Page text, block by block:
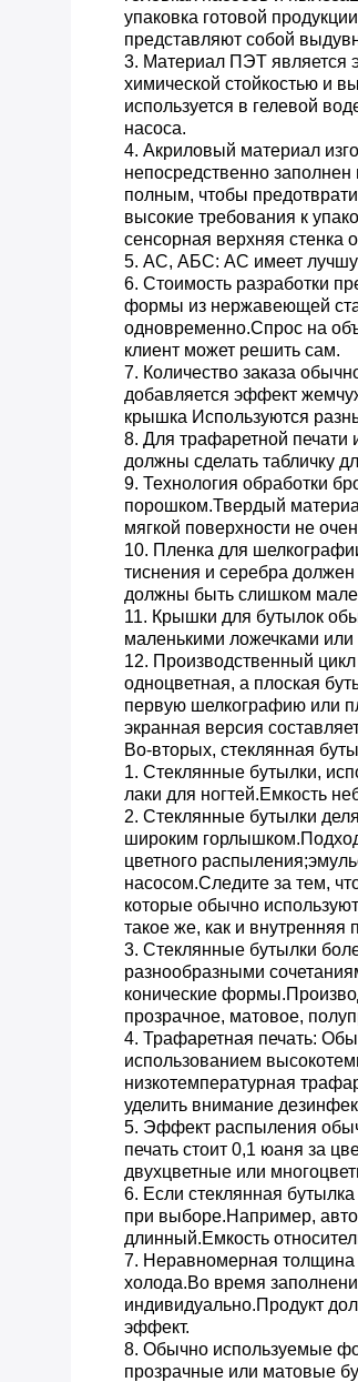
упаковка готовой
представляют собой
3. Материал ПЭТ является
химической стойкостью и
используется в гелевой
насоса.
4. Акриловый материал
непосредственно
полным, чтобы
высокие требования к
сенсорная верхняя стенка
5. АС, АБС: АС имеет
6. Стоимость разработки
формы из нержавеющей
одновременно.Спрос на
клиент может решить сам.
7. Количество заказа
добавляется эффект
крышка Используются
8. Для трафаретной
должны сделать табличку
9. Технология обработки
порошком.Твердый
мягкой поверхности не
10. Пленка для
тиснения и серебра
должны быть слишком
11. Крышки для бутылок
маленькими ложечками или
12. Производственный
одноцветная, а плоская
первую шелкографию или
экранная версия
Во-вторых, стеклянная
1. Стеклянные бутылки,
лаки для ногтей.Емкость
2. Стеклянные бутылки
широким
цветного
насосом.Следите за тем,
которые обычно
такое же, как и внутренняя
3. Стеклянные бутылки
разнообразными
конические
прозрачное, матовое,
4. Трафаретная печать:
использованием
низкотемпературная
уделить внимание
5. Эффект распыления
печать стоит 0,1 юаня за
двухцветные или
6. Если стеклянная
при выборе.Например,
длинный.Емкость
7. Неравномерная толщина
холода.Во время
индивидуально.Продукт
эффект.
8. Обычно используемые
прозрачные или матовые